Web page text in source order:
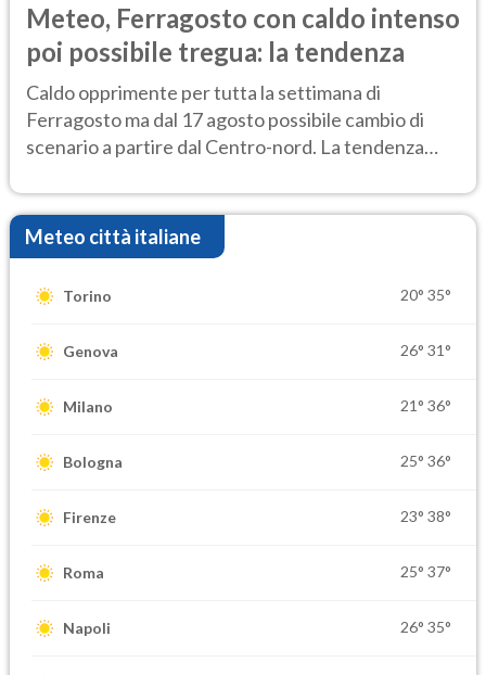
Meteo, Ferragosto con caldo intenso
poi possibile tregua: la tendenza
Caldo opprimente per tutta la settimana di
Ferragosto ma dal 17 agosto possibile cambio di
scenario a partire dal Centro-nord. La tendenza
Meteo città italiane
Torino 20° 35°
Genova 26° 31°
Milano 21° 36°
Bologna 25° 36°
Firenze 23° 38°
Roma 25° 37°
Napoli 26° 35°